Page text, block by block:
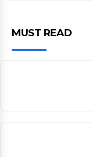
MUST READ